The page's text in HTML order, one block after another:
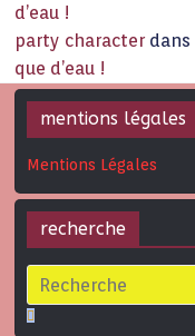
d’eau !
party character dans
que d’eau !
mentions légales
Mentions Légales
recherche